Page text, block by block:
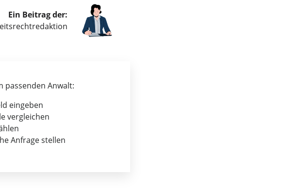
Ein Beitrag der:
passenden Anwalt:
eingeben
vergleichen
Anfrage stellen